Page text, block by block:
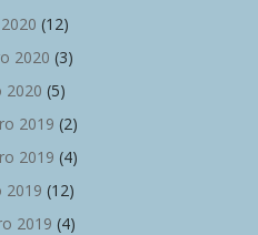
(12)
2020 (3)
2020 (5)
2019 (2)
2019 (4)
2019 (12)
2019 (4)